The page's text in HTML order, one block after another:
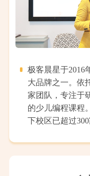
极客晨星于2016
大品牌之一。依
家团队，专注于
的少儿编程课程
下校区已超过300